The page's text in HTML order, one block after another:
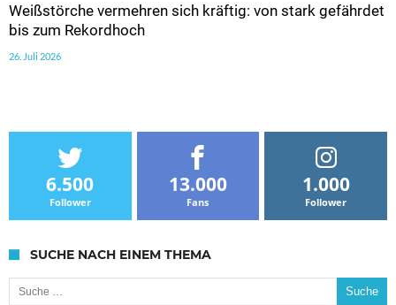
Weißstörche vermehren sich kräftig: von stark gefährdet
bis zum Rekordhoch
26. Juli 2026
6.500
Follower
13.000
Fans
1.000
Follower
SUCHE NACH EINEM THEMA
Suche nach: